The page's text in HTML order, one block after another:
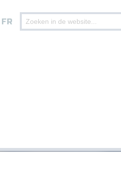
FR